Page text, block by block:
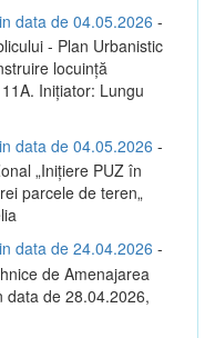
data de 04.05.2026 -
- Plan Urbanistic
locuință
Inițiator: Lungu
data de 04.05.2026 -
„Inițiere PUZ în
parcele de teren„
data de 24.04.2026 -
de Amenajarea
data de 28.04.2026,